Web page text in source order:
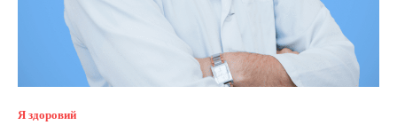
Я здоровий